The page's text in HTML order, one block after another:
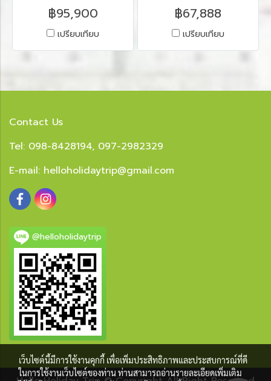
฿95,900
เปรียบเทียบ
฿67,888
เปรียบเทียบ
Contact Us
Tel: 098-8428194, 097-2982329
E-mail: helloholidaytrip@gmail.com
@helloholidaytrip
เว็บไซต์นี้มีการใช้งานคุกกี้ เพื่อเพิ่มประสิทธิภาพและประสบการณ์ที่ดี
ในการใช้งานเว็บไซต์ของท่าน ท่านสามารถอ่านรายละเอียดเพิ่มเติม